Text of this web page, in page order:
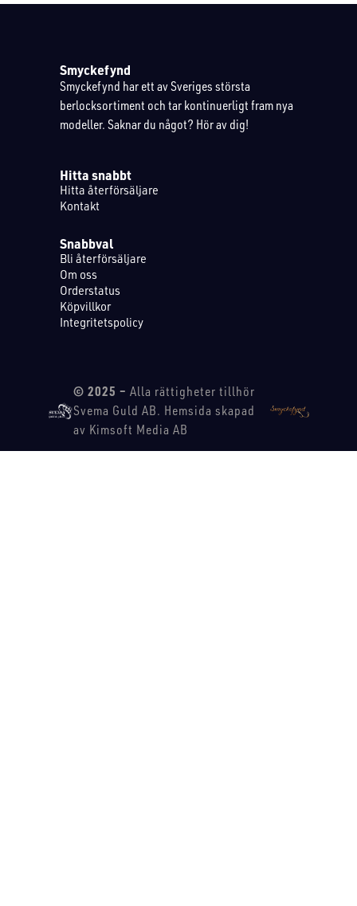
Smyckefynd
Smyckefynd har ett av Sveriges största
berlocksortiment och tar kontinuerligt fram nya
modeller. Saknar du något? Hör av dig!
Hitta snabbt
Hitta återförsäljare
Kontakt
Snabbval
Bli återförsäljare
Om oss
Orderstatus
Köpvillkor
Integritetspolicy
© 2025 – Alla rättigheter tillhör
Svema Guld AB. Hemsida skapad
av Kimsoft Media AB